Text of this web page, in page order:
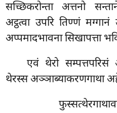
सच्छिकरोन्ता अत्तनो
अट्ठत्वा उपरि तिण्णं
अप्पमादभावना सिखापत्ता
एवं थेरो
थेरस्स अञ्ञाब्याकरणगाथा